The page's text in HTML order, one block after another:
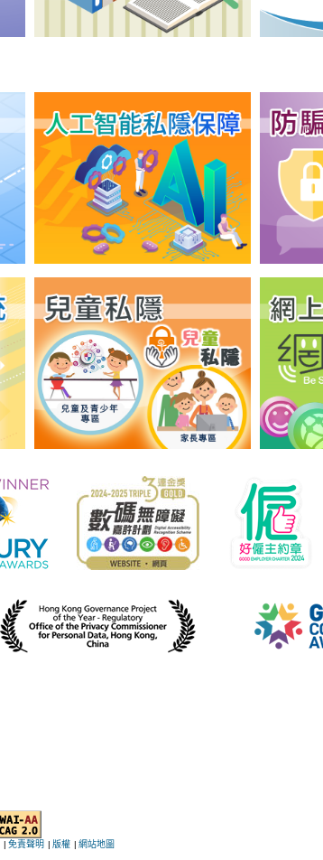
| 免責聲明 | 版權 | 網站地圖